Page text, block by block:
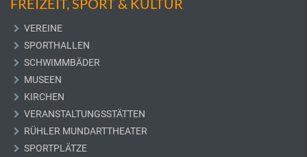
FREIZEIT, SPORT & KULTUR
VEREINE
SPORTHALLEN
SCHWIMMBÄDER
MUSEEN
KIRCHEN
VERANSTALTUNGSSTÄTTEN
RÜHLER MUNDARTTHEATER
SPORTPLÄTZE